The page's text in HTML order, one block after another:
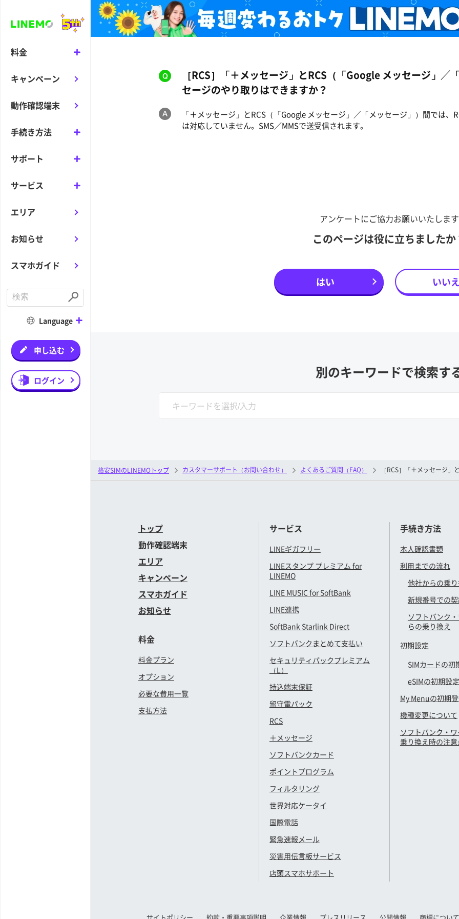
料金
キャンペーン
動作確認端末
手続き方法
サポート
サービス
エリア
お知らせ
スマホガイド
n
S
u
m
t
Language
申し込む
ログイン
［RCS］「＋メッセージ」とRCS（「Google メッセージ」／
セージのやり取りはできますか？
「＋メッセージ」とRCS（「Google メッセージ」／「メッセージ」）間では、
は対応していません。SMS／MMSで送受信されます。
アンケートにご協力お願いいたします
このページは役に立ちましたか
はい いいえ
別のキーワードで検索す
SEARCH
格安SIMのLINEMOトップ カスタマーサポート（お問い合わせ） よくあるご質問（FAQ） ［RCS］「＋メッセージ
トップ
動作確認端末
エリア
キャンペーン
スマホガイド
お知らせ
料金
料金プラン
オプション
必要な費用一覧
支払方法
サービス
LINEギガフリー
LINEスタンプ プレミアム for
LINEMO
LINE MUSIC for SoftBank
LINE連携
SoftBank Starlink Direct
ソフトバンクまとめて支払い
セキュリティパックプレミアム
（L）
持込端末保証
留守電パック
RCS
＋メッセージ
ソフトバンクカード
ポイントプログラム
フィルタリング
世界対応ケータイ
国際電話
緊急速報メール
災害用伝言板サービス
店頭スマホサポート
手続き方法
本人確認書類
利用までの流れ
他社からの乗り
新規番号での
ソフトバンク
らの乗り換え
初期設定
SIMカードの初
eSIMの初期設定
My Menuの初期
機種変更について
ソフトバンク・
乗り換え時の注意